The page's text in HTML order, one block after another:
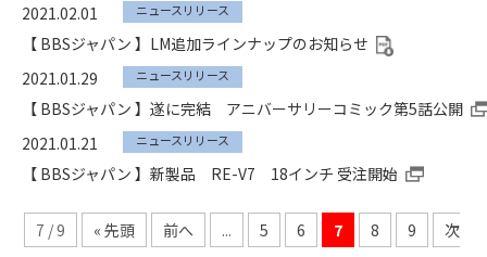
2021.02.01
ニュースリリース
【 BBSジャパン 】LM追加ラインナップのお知らせ
2021.01.29
ニュースリリース
【 BBSジャパン 】遂に完結 アニバーサリーコミック第5話公開
2021.01.21
ニュースリリース
【 BBSジャパン 】新製品 RE-V7 18インチ 受注開始
7 / 9 « 先頭 前へ ... 5 6 7 8 9 次